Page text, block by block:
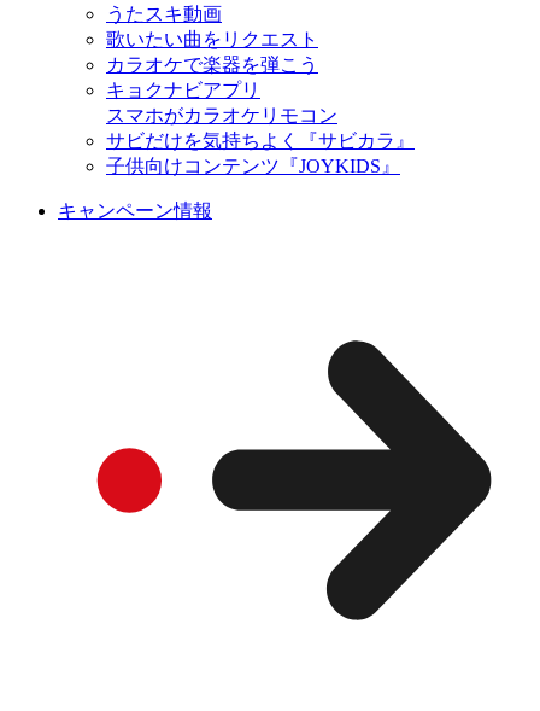
うたスキ動画
歌いたい曲をリクエスト
カラオケで楽器を弾こう
キョクナビアプリ
スマホがカラオケリモコン
サビだけを気持ちよく『サビカラ』
子供向けコンテンツ『JOYKIDS』
キャンペーン情報